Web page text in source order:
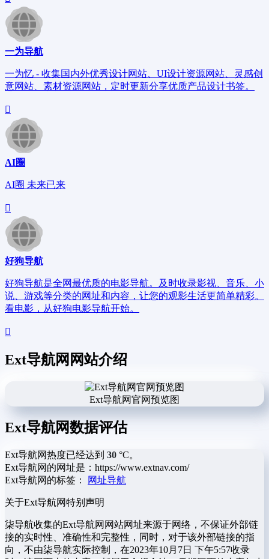
一为导航
一为忆 - 收集国内外优秀设计网站、UI设计资源网站、灵感创
意网站、素材资源网站，定时更新分享优质产品设计书签。
AI圈
AI圈 未来已来
好狗导航
好狗导航是全网最优质的电影导航。及时收录影视、音乐、小
说、游戏等分类的网址和内容，让您的观影生活更简单精彩。
看电影，从好狗电影导航开始。
Ext导航网网站介绍
Ext导航网官网预览图
Ext导航网数据评估
Ext导航网热度已经达到 30 °C。
Ext导航网的网址是：https://www.extnav.com/
Ext导航网的标签：
网址导航
关于Ext导航网特别声明
柒导航收集的Ext导航网网站网址来源于网络，不保证外部链
接的实时性、准确性和完整性，同时，对于该外部链接的指
向，不由柒导航实际控制，在2023年10月7日 下午5:57收录